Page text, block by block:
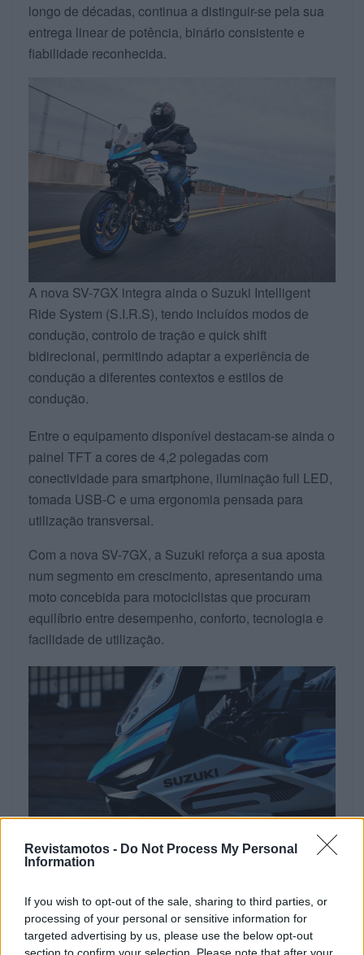
Revistamotos - Do Not Process My Personal
Information
If you wish to opt-out of the sale, sharing to third parties, or
processing of your personal or sensitive information for
targeted advertising by us, please use the below opt-out
longo de décadas, continua a distinguir-se pela sua
entrega linear de potência, binário consistente e
fiabilidade reconhecida.
A nova SV-7GX integra ainda o Suzuki Intelligent
Ride System (S.I.R.S), tendo incluídos modos de
condução, controlo de tração e quick shift
bidirecional, permitindo adaptar a experiência de
condução a diferentes contextos e estilos de
condução.
Entre o equipamento disponível destacam-se ainda o
painel TFT a cores de 4,2 polegadas com
conectividade para smartphone, iluminação full LED,
tomada USB-C e uma ergonomia pensada para
utilização transversal.
Com a nova SV-7GX, a Suzuki reforça a sua aposta
num segmento em crescimento, apresentando uma
moto concebida para motociclistas que procuram
equilíbrio entre desempenho, conforto, tecnologia e
facilidade de utilização.
Portugal, já no próximo Verão,com um competitivo
preço a partir dos8 749 €, mas até lá certamente que
a Revista Motos e o Moto+ ainda farão um teste a